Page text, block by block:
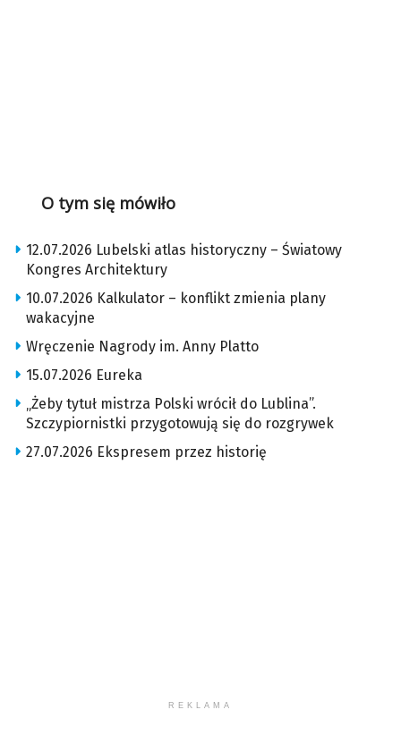
O tym się mówiło
12.07.2026 Lubelski atlas historyczny – Światowy
Kongres Architektury
10.07.2026 Kalkulator – konflikt zmienia plany
wakacyjne
Wręczenie Nagrody im. Anny Platto
15.07.2026 Eureka
„Żeby tytuł mistrza Polski wrócił do Lublina”.
Szczypiornistki przygotowują się do rozgrywek
27.07.2026 Ekspresem przez historię
REKLAMA